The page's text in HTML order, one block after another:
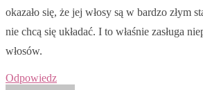
okazało się, że jej włosy są w bardzo złym
nie chcą się układać. I to właśnie zasługa
włosów.
Odpowiedz